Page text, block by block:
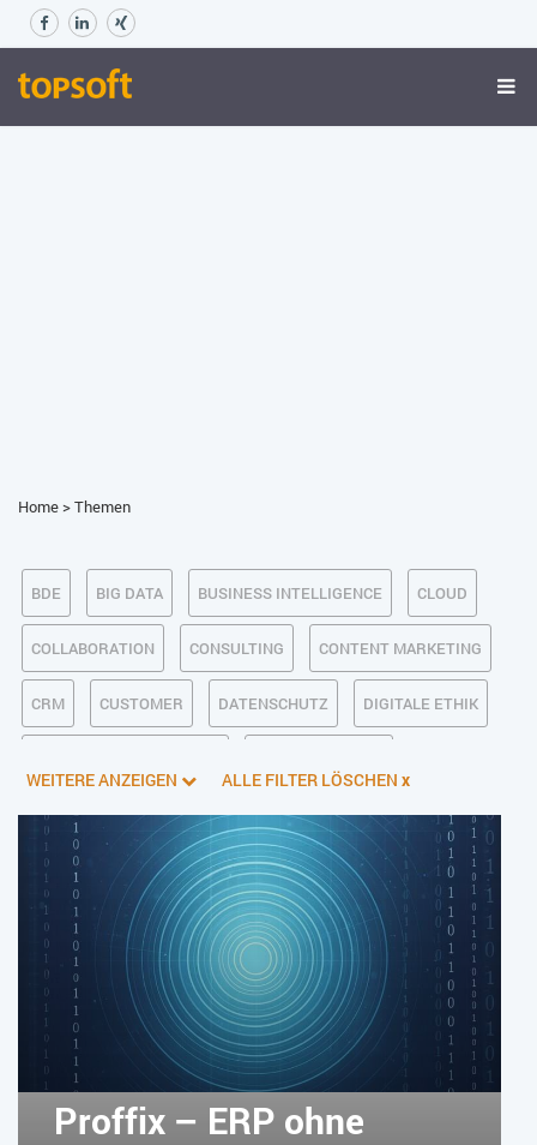
Home>Themen
BDE BIG DATA BUSINESS INTELLIGENCE CLOUD
COLLABORATION CONSULTING CONTENT MARKETING
CRM CUSTOMER DATENSCHUTZ DIGITALE ETHIK
E-BUSINESS ECM/DMS E-COMMERCE EINKAUF
ERP FALLSTUDIEN FERTIGUNG FINANZSOFTWARE
HANDEL HR INDUSTRIE 4.0
IT AUS- UND WEITERBILDUNG IT-INFRASTRUKTUR
IT-JOBS IT-SERVICE MANAGEMENT KI IM ERP
KÜNSTLICHE INTELLIGENZ LOGISTIK LOHN
WEITERE ANZEIGEN ALLE FILTER LÖSCHEN x
Proffix – ERP ohne